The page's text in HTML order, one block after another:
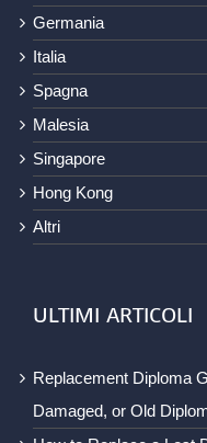
Germania
Italia
Spagna
Malesia
Singapore
Hong Kong
Altri
ULTIMI ARTICOLI
Replacement Diploma
Damaged, or Old